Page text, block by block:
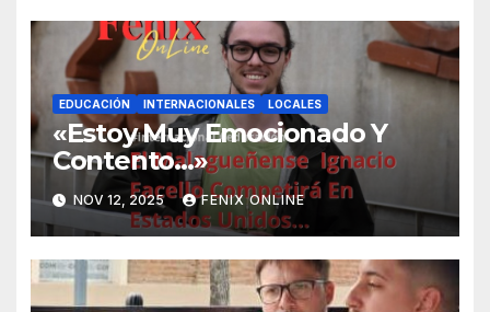
EDUCACIÓN INTERNACIONALES LOCALES
«Estoy Muy Emocionado Y
Contento…»
NOV 12, 2025 FENIX ONLINE